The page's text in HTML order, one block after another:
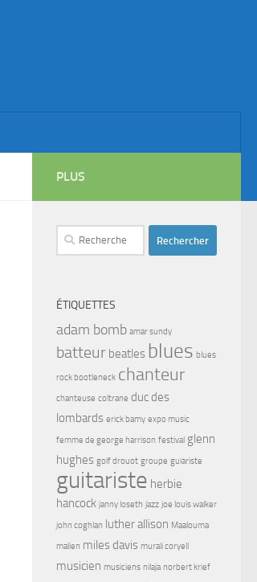
PLUS
Rechercher :
ÉTIQUETTES
adam bomb amar sundy
batteur beatles blues blues
rock bootleneck chanteur
chanteuse coltrane duc des
lombards erick bamy expo music
femme de george harrison festival glenn
hughes golf drouot groupe guiariste
guitariste herbie
hancock janny loseth jazz joe louis walker
john coghlan luther allison Maalouma
malien miles davis murali coryell
musicien musiciens nilaja norbert krief